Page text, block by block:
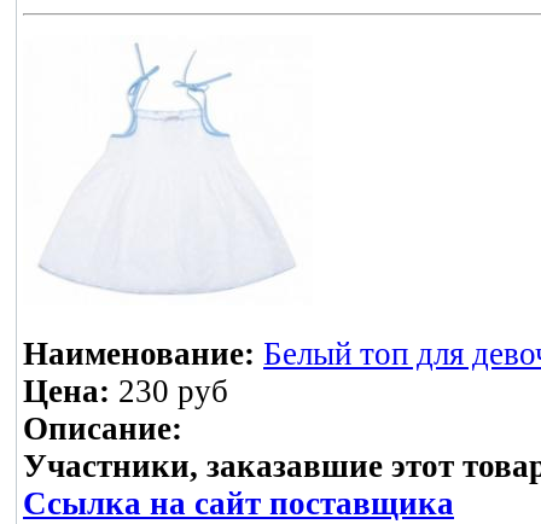
Наименование: Белый топ для
Цена: 230 руб
Описание:
Участники, заказавшие этот
Ссылка на сайт поставщика